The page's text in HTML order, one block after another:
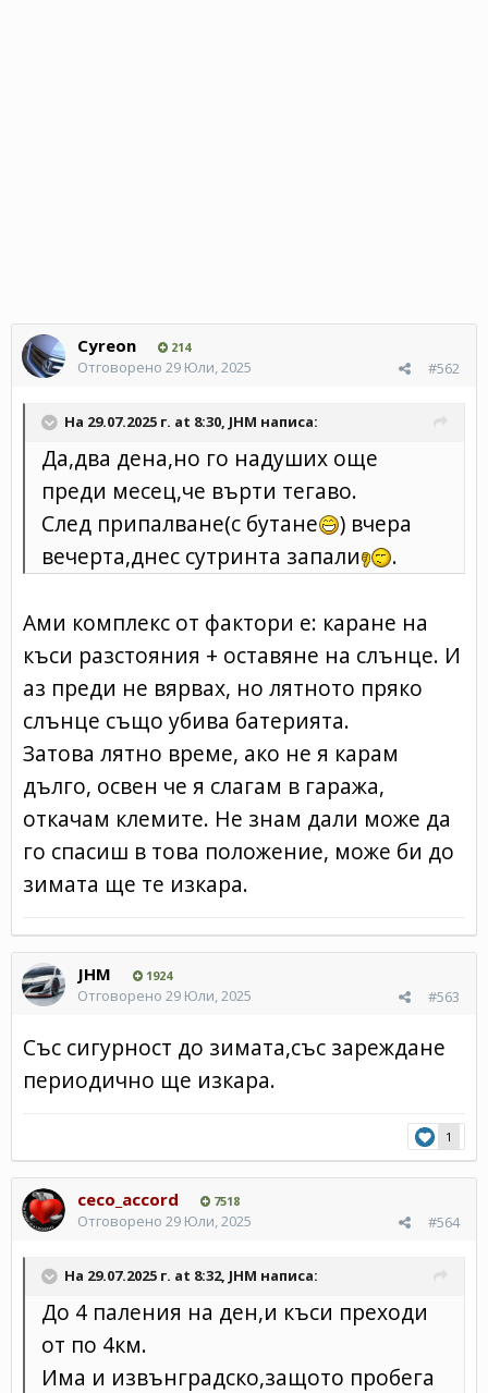
Cyreon 214
#562
Отговорено 29 Юли, 2025
На 29.07.2025 г. at 8:30, JHM написа:
Да,два дена,но го надуших още
преди месец,че върти тегаво.
След припалване(с бутане
) вчера
вечерта,днес сутринта запали
.
Aми комплекс от фактори е: каране на
къси разстояния + оставяне на слънце. И
аз преди не вярвах, но лятното пряко
слънце също убива батерията.
Затова лятно време, ако не я карам
дълго, освен че я слагам в гаража,
откачам клемите. Не знам дали може да
го спасиш в това положение, може би до
зимата ще те изкара.
JHM 1924
#563
Отговорено 29 Юли, 2025
Със сигурност до зимата,със зареждане
периодично ще изкара.
1
ceco_accord 7518
#564
Отговорено 29 Юли, 2025
На 29.07.2025 г. at 8:32, JHM написа:
До 4 паления на ден,и къси преходи
от по 4км.
Има и извънградско,защото пробега